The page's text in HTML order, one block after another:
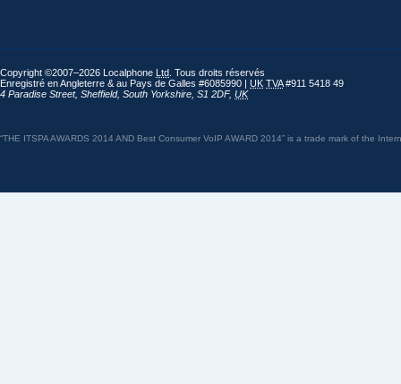
Copyright ©2007–2026 Localphone Ltd . Tous droits réservés
Enregistré en Angleterre & au Pays de Galles #6085990 | UK TVA#911 5418 49
4 Paradise Street, Sheffield, South Yorkshire S1 2DF, UK
“THE ITSPA AWARDS 2014 AND Best Consumer VoIP AWARD 2014” is a trade mark of the